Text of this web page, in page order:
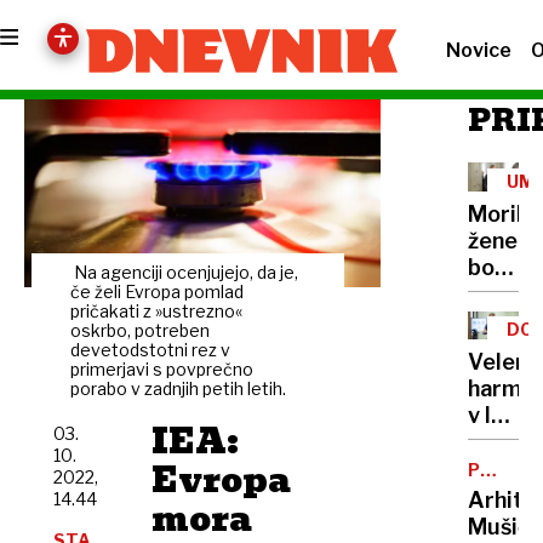
Novice
Na agenciji ocenjujejo, da je,
če želi Evropa pomlad
pričakati z »ustrezno«
oskrbo, potreben
devetodstotni rez v
primerjavi s povprečno
porabo v zadnjih petih letih.
IEA:
Evropa
mora
03.
10.
2022,
14.44
žene
bo
sedel
21
let
v lov
na
nov
rekord
CENTER
Mušič: